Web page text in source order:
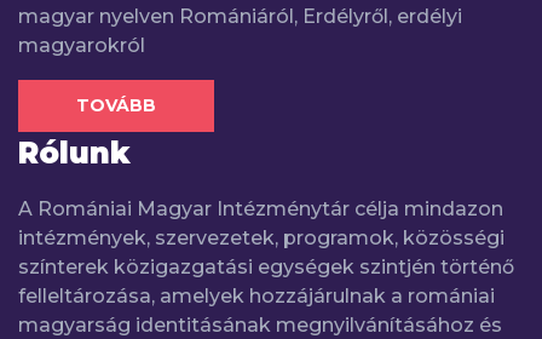
magyar nyelven Romániáról, Erdélyről, erdélyi
magyarokról
TOVÁBB
Rólunk
A Romániai Magyar Intézménytár célja mindazon
intézmények, szervezetek, programok, közösségi
színterek közigazgatási egységek szintjén történő
felleltározása, amelyek hozzájárulnak a romániai
magyarság identitásának megnyilvánításához és